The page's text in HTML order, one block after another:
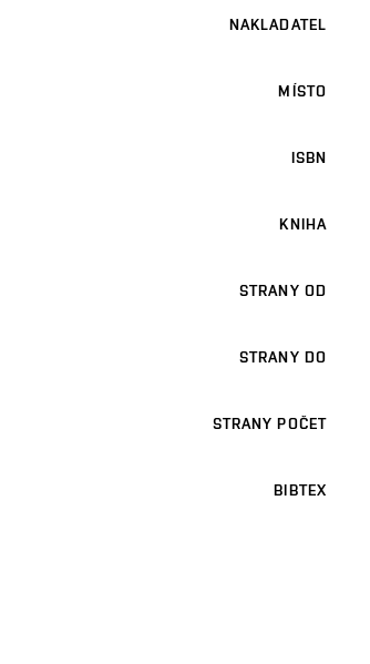
NAKLADATEL
MÍSTO
ISBN
KNIHA
STRANY OD
STRANY DO
STRANY POČET
BIBTEX